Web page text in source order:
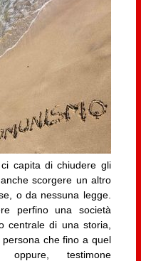
capita di chiudere gli
scorgere un altro
o da nessuna legge.
perfino una società
centrale di una storia,
persona che fino a quel
oppure, testimone